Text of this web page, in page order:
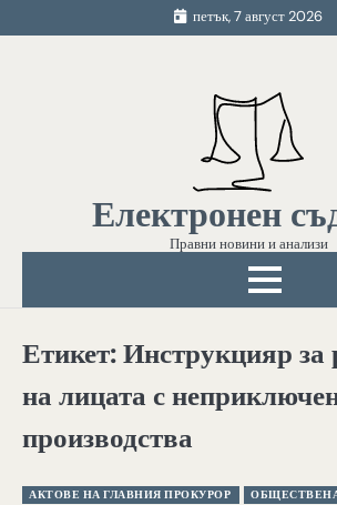
to
петък, 7 август 2026
Електронен
Правни новини и анализи
Етикет:Инструкцияр за
на лицата с
производства
АКТОВЕ НА ГЛАВНИЯ ПРОКУРОР